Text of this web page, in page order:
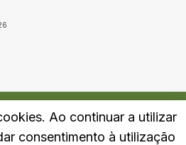
Política de Privacidade
Ao continuar a utilizar
consentimento à utilização